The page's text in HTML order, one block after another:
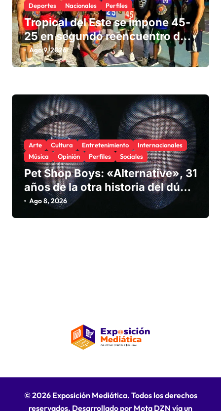
Deportes Nacionales Perfiles
Tropical del Este se impone 45-
25 en segundo reencuentro de
generaciones del baloncesto de
Los Frailes 1ero.
Ago 9, 2026
Arte Cultura Entretenimiento
Internacionales
Música
Opinión Perfiles Sociales
Pet Shop Boys: «Alternative», 31
años de la otra historia del dúo
que convirtió las caras B en arte
Ago 8, 2026
© 2026 Exposición Mediática. Todos los derechos
reservados. Desarrollado por Mota DZN vía un